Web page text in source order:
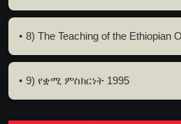
8) The Teaching of the Ethiopian
9) የቋሚ ምስክርነት 1995